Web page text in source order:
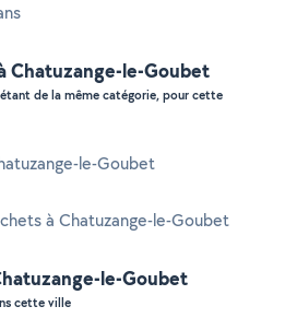
Chatuzange-le-Goubet
de la même catégorie, pour cette
le-Goubet
à Chatuzange-le-Goubet
le-Goubet
cette ville